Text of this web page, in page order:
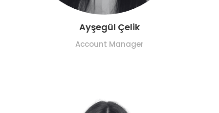
Ayşegül Çelik
Account Manager